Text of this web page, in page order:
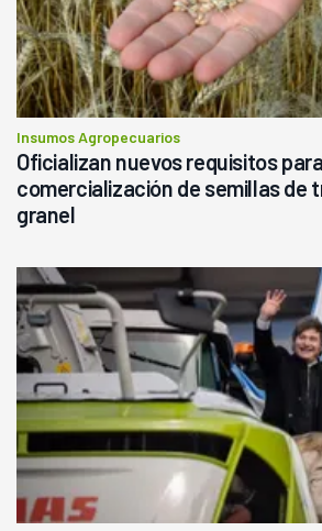
Insumos Agropecuarios
Oficializan nuevos requisitos
comercialización de semillas de
granel